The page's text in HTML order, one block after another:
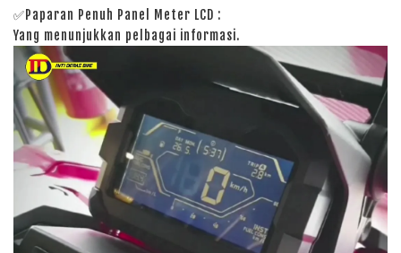
✅Paparan Penuh Panel Meter LCD :
Yang menunjukkan pelbagai informasi.